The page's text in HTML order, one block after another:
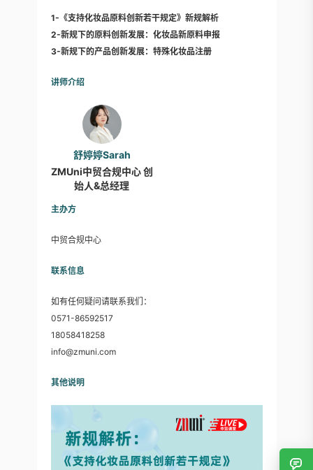
1-《支持化妆品原料创新若干规定》新规解析
2-新规下的原料创新发展：化妆品新原料申报
3-新规下的产品创新发展：特殊化妆品注册
讲师介绍
舒婷婷Sarah
ZMUni中贸合规中心 创
始人&总经理
主办方
中贸合规中心
联系信息
如有任何疑问请联系我们：
0571-86592517
18058418258
info@zmuni.com
其他说明